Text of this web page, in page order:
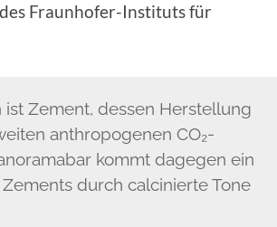
Fraunhofer-Instituts für
Zement, dessen Herstellung
anthropogenen CO₂-
kommt dagegen ein
durch calcinierte Tone